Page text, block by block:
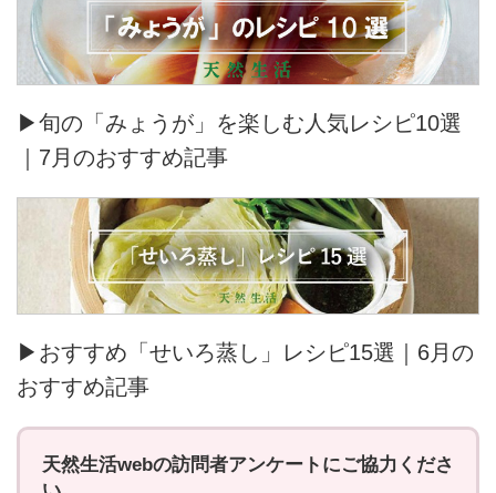
▶旬の「みょうが」を楽しむ人気レシピ10選
｜7月のおすすめ記事
▶おすすめ「せいろ蒸し」レシピ15選｜6月の
おすすめ記事